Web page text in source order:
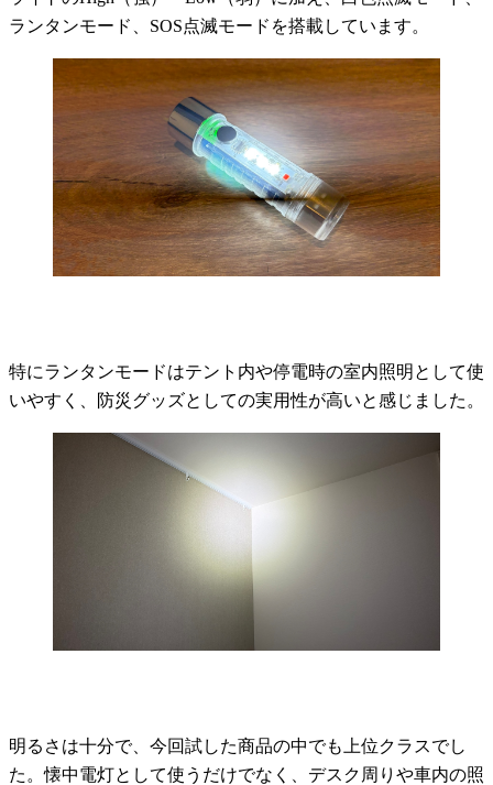
ランタンモード、SOS点滅モードを搭載しています。
特にランタンモードはテント内や停電時の室内照明として使
いやすく、防災グッズとしての実用性が高いと感じました。
明るさは十分で、今回試した商品の中でも上位クラスでし
た。懐中電灯として使うだけでなく、デスク周りや車内の照